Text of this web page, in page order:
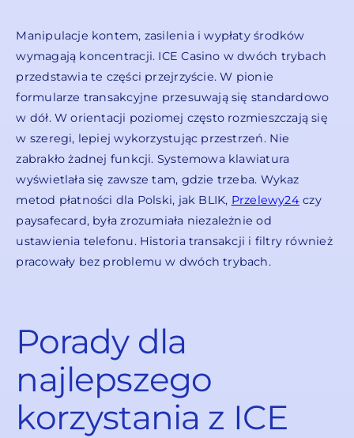
Manipulacje kontem, zasilenia i wypłaty środków
wymagają koncentracji. ICE Casino w dwóch trybach
przedstawia te części przejrzyście. W pionie
formularze transakcyjne przesuwają się standardowo
w dół. W orientacji poziomej często rozmieszczają się
w szeregi, lepiej wykorzystując przestrzeń. Nie
zabrakło żadnej funkcji. Systemowa klawiatura
wyświetlała się zawsze tam, gdzie trzeba. Wykaz
metod płatności dla Polski, jak BLIK, Przelewy24czy
paysafecard, była zrozumiała niezależnie od
ustawienia telefonu. Historia transakcji i filtry również
pracowały bez problemu w dwóch trybach.
Porady dla
najlepszego
korzystania z ICE